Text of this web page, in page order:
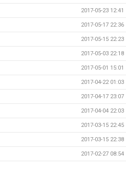
2017-05-23 12:41
2017-05-17 22:36
2017-05-15 22:23
2017-05-03 22:18
2017-05-01 15:01
2017-04-22 01:03
2017-04-17 23:07
2017-04-04 22:03
2017-03-15 22:45
2017-03-15 22:38
2017-02-27 08:54